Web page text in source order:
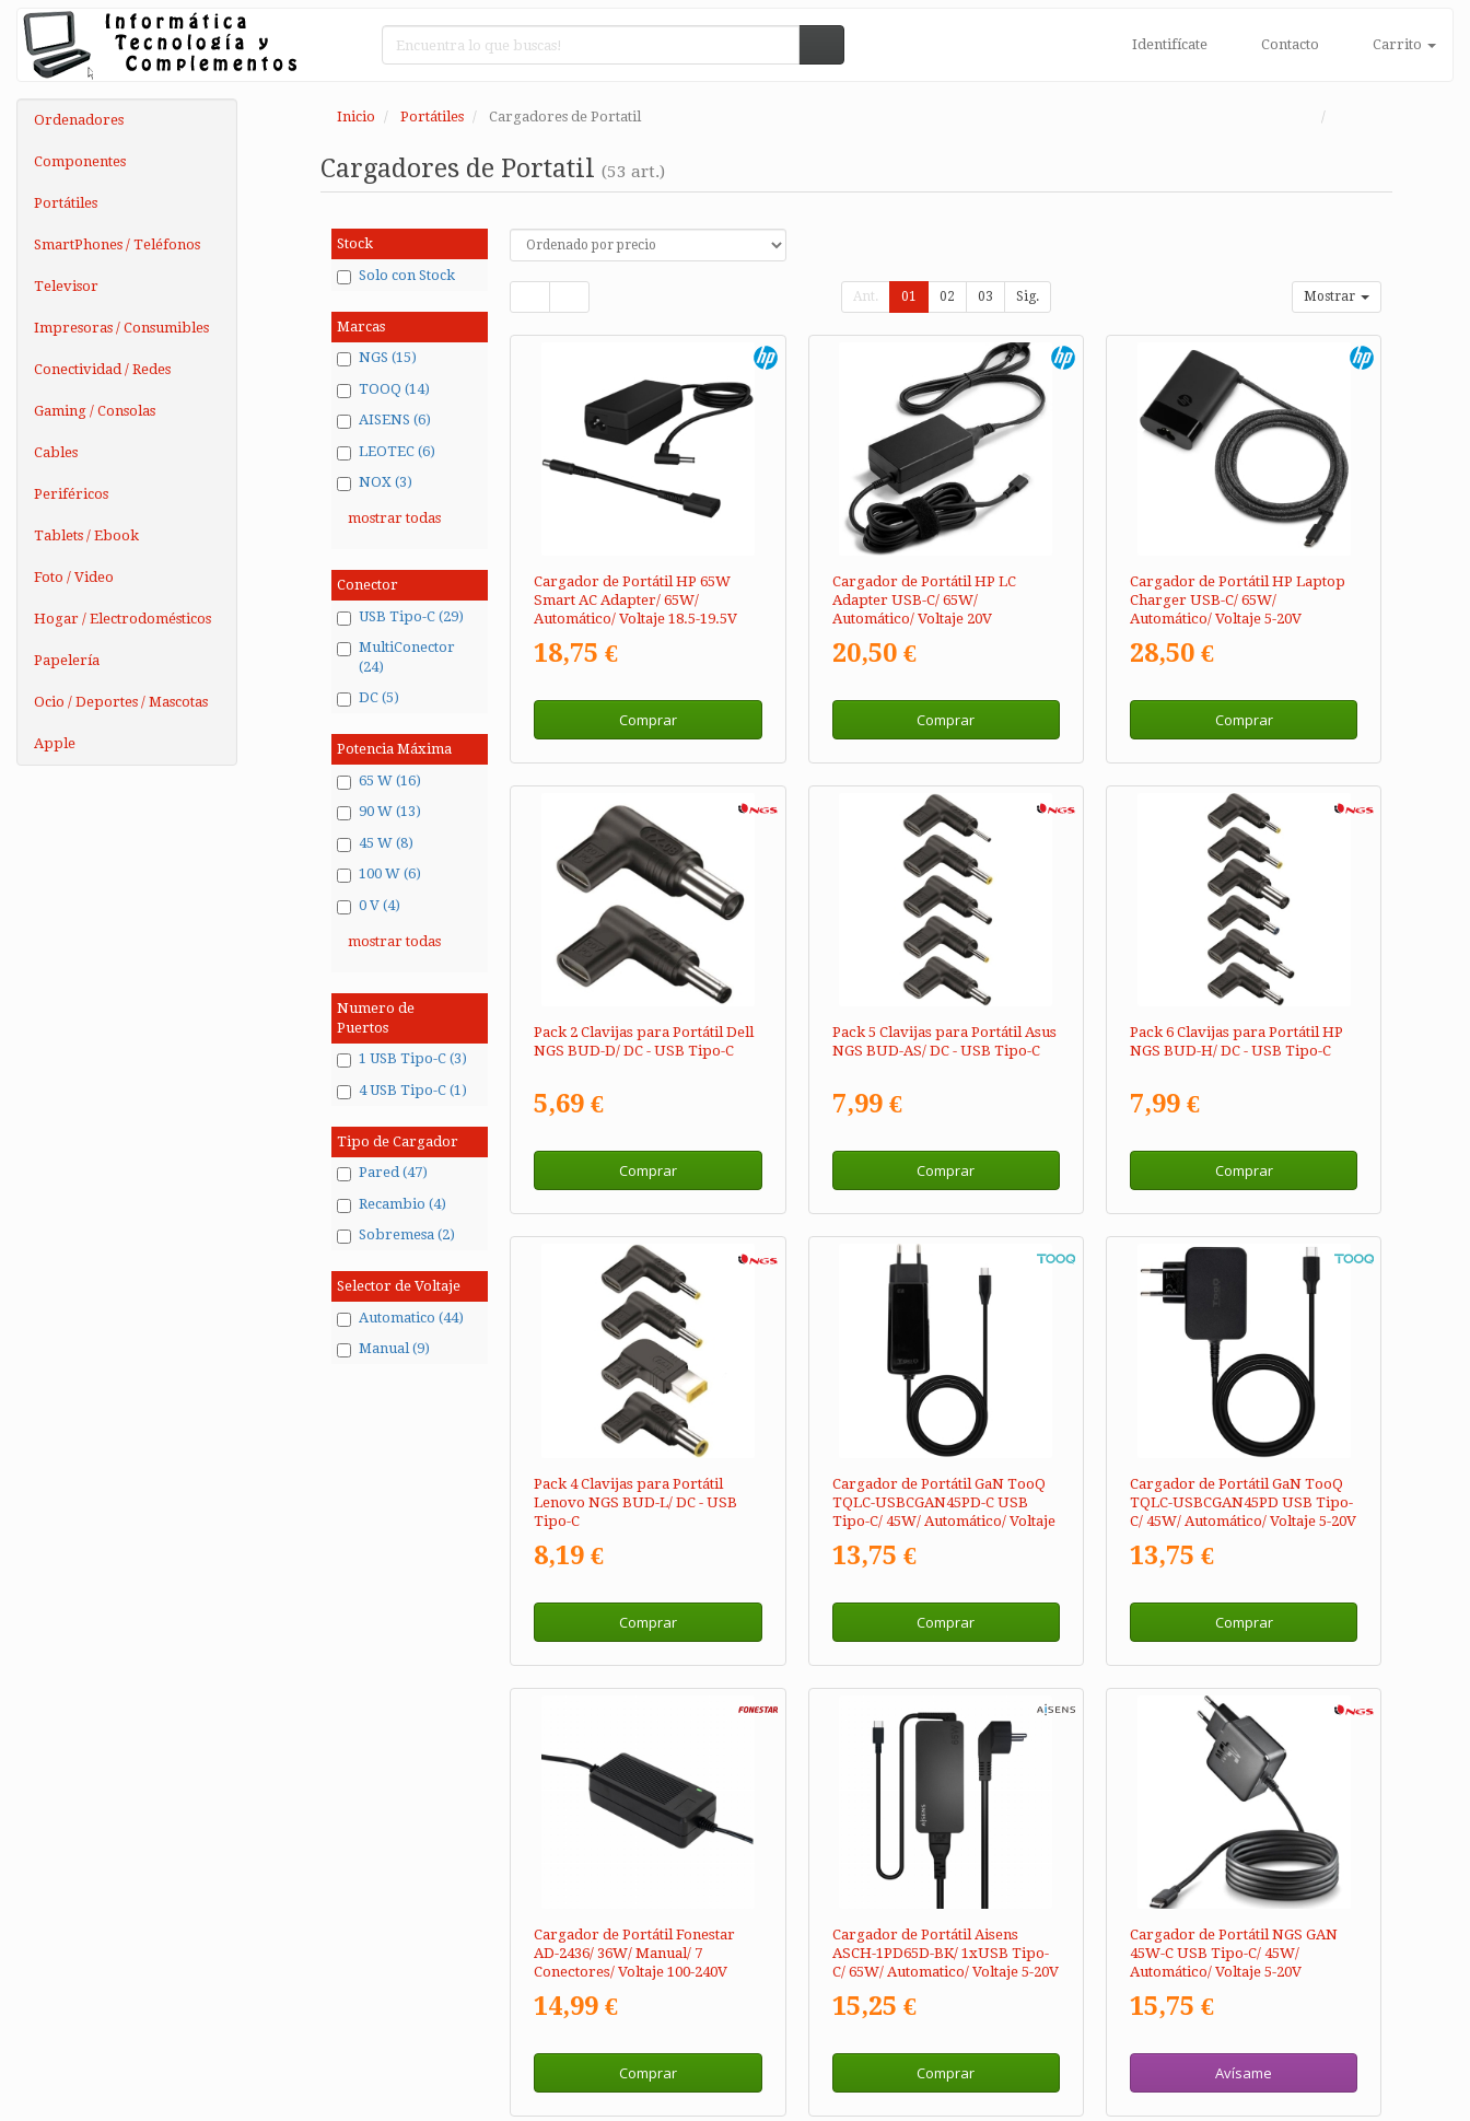
Identifícate Contacto Carrito
Ordenadores
Componentes
Portátiles
SmartPhones / Teléfonos
Televisor
Impresoras / Consumibles
Conectividad / Redes
Gaming / Consolas
Cables
Periféricos
Tablets / Ebook
Foto / Video
Hogar / Electrodomésticos
Papelería
Ocio / Deportes / Mascotas
Apple
Inicio Portátiles Cargadores de Portatil
Cargadores de Portatil (53 art.)
Stock
Solo con Stock
Marcas
NGS (15)
TOOQ (14)
AISENS (6)
LEOTEC (6)
NOX (3)
mostrar todas
Conector
USB Tipo-C (29)
MultiConector
(24)
DC (5)
Potencia Máxima
65 W (16)
90 W (13)
45 W (8)
100 W (6)
0 V (4)
mostrar todas
Numero de
Puertos
1 USB Tipo-C (3)
4 USB Tipo-C (1)
Tipo de Cargador
Pared (47)
Recambio (4)
Sobremesa (2)
Selector de Voltaje
Automatico (44)
Manual (9)
Ant. 01 02 03 Sig. Mostrar
Cargador de Portátil HP 65W
Smart AC Adapter/ 65W/
Automático/ Voltaje 18.5-19.5V
18,75 €
Comprar
Cargador de Portátil HP LC
Adapter USB-C/ 65W/
Automático/ Voltaje 20V
20,50 €
Comprar
Cargador de Portátil HP Laptop
Charger USB-C/ 65W/
Automático/ Voltaje 5-20V
28,50 €
Comprar
Pack 2 Clavijas para Portátil Dell
NGS BUD-D/ DC - USB Tipo-C
5,69 €
Comprar
Pack 5 Clavijas para Portátil Asus
NGS BUD-AS/ DC - USB Tipo-C
7,99 €
Comprar
Pack 6 Clavijas para Portátil HP
NGS BUD-H/ DC - USB Tipo-C
7,99 €
Comprar
Pack 4 Clavijas para Portátil
Lenovo NGS BUD-L/ DC - USB
Tipo-C
8,19 €
Comprar
Cargador de Portátil GaN TooQ
TQLC-USBCGAN45PD-C USB
Tipo-C/ 45W/ Automático/ Voltaje
13,75 €
Comprar
Cargador de Portátil GaN TooQ
TQLC-USBCGAN45PD USB Tipo-
C/ 45W/ Automático/ Voltaje 5-20V
13,75 €
Comprar
Cargador de Portátil Fonestar
AD-2436/ 36W/ Manual/ 7
Conectores/ Voltaje 100-240V
14,99 €
Comprar
Cargador de Portátil Aisens
ASCH-1PD65D-BK/ 1xUSB Tipo-
C/ 65W/ Automatico/ Voltaje 5-20V
15,25 €
Comprar
Cargador de Portátil NGS GAN
45W-C USB Tipo-C/ 45W/
Automático/ Voltaje 5-20V
15,75 €
Avísame